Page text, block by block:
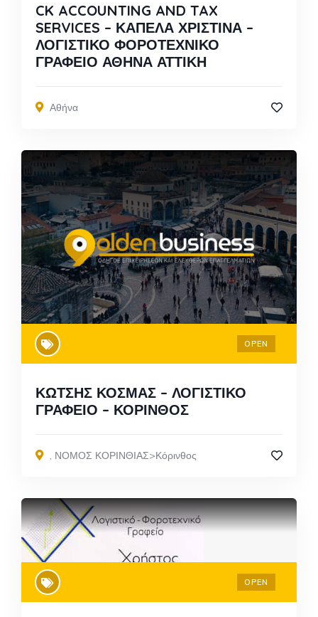
CK ACCOUNTING AND TAX
SERVICES – ΚΑΠΕΛΑ ΧΡΙΣΤΙΝΑ –
ΛΟΓΙΣΤΙΚΟ ΦΟΡΟΤΕΧΝΙΚΟ
ΓΡΑΦΕΙΟ ΑΘΗΝΑ ΑΤΤΙΚΗ
Αθήνα
OPEN
ΚΩΤΣΗΣ ΚΟΣΜΑΣ – ΛΟΓΙΣΤΙΚΟ
ΓΡΑΦΕΙΟ – ΚΟΡΙΝΘΟΣ
, ΝΟΜΟΣ ΚΟΡΙΝΘΙΑΣ>Κόρινθος
OPEN